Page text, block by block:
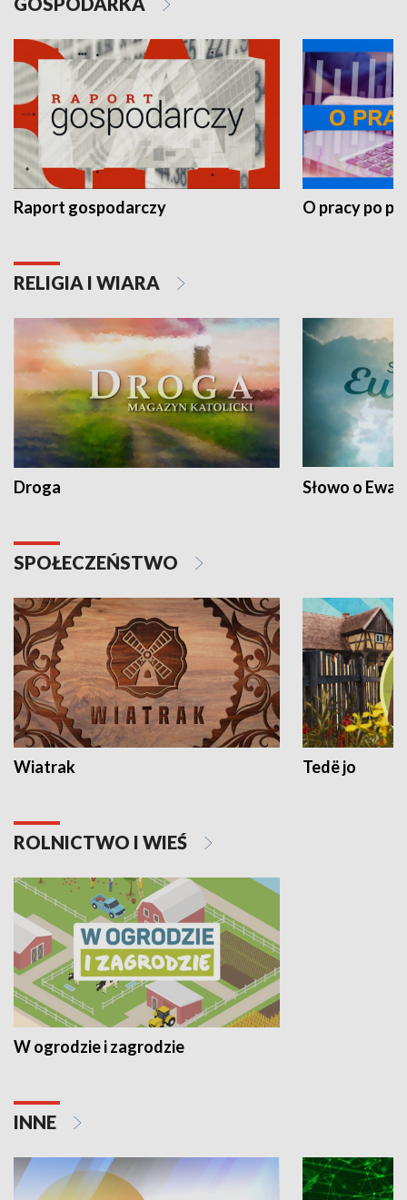
Raport gospodarczy O pracy po
RELIGIA I WIARA
Droga Słowo o
SPOŁECZEŃSTWO
Wiatrak Tedë jo
ROLNICTWO I WIEŚ
W ogrodzie i zagrodzie
INNE